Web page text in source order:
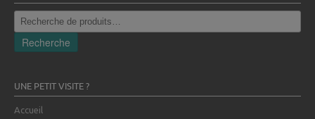
Recherche
pour :
Recherche
UNE PETIT VISITE ?
Accueil